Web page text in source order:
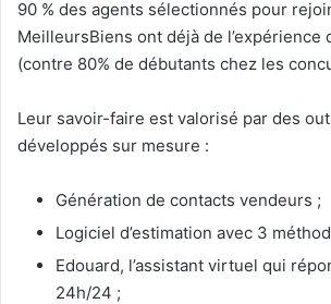
90 % des agents sélectionnés pour
MeilleursBiens ont déjà de l’expérience
(contre 80% de débutants chez les
Leur savoir-faire est valorisé par des
développés sur mesure :
Génération de contacts vendeurs ;
Logiciel d’estimation avec 3
Edouard, l’assistant virtuel qui
24h/24 ;